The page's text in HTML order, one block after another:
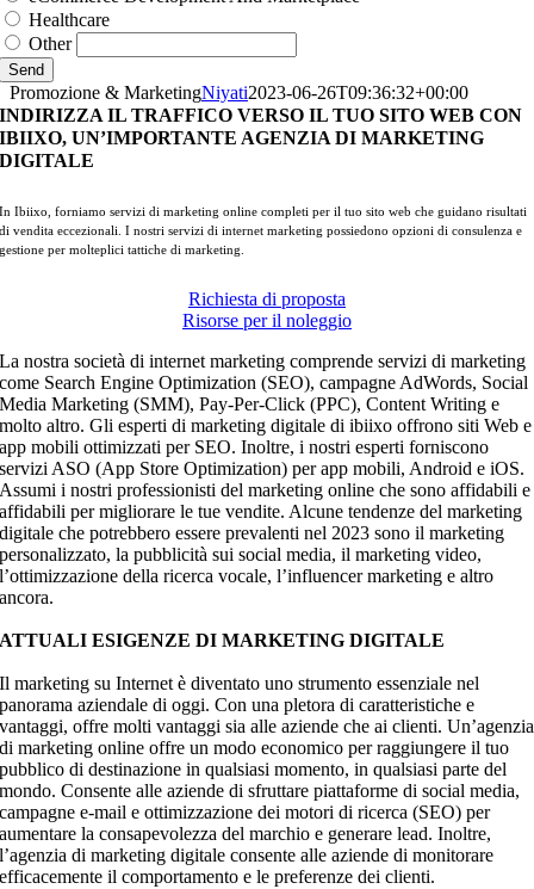
Healthcare
Other
Send
Promozione & MarketingNiyati2023-06-26T09:36:32+00:00
INDIRIZZA IL TRAFFICO VERSO IL TUO SITO WEB CON
IBIIXO, UN’IMPORTANTE AGENZIA DI MARKETING
DIGITALE
In Ibiixo, forniamo servizi di marketing online completi per il tuo sito web che guidano risultati
di vendita eccezionali. I nostri servizi di internet marketing possiedono opzioni di consulenza e
gestione per molteplici tattiche di marketing.
Richiesta di proposta
Risorse per il noleggio
La nostra società di internet marketing comprende servizi di marketing
come Search Engine Optimization (SEO), campagne AdWords, Social
Media Marketing (SMM), Pay-Per-Click (PPC), Content Writing e
molto altro. Gli esperti di marketing digitale di ibiixo offrono siti Web e
app mobili ottimizzati per SEO. Inoltre, i nostri esperti forniscono
servizi ASO (App Store Optimization) per app mobili, Android e iOS.
Assumi i nostri professionisti del marketing online che sono affidabili e
affidabili per migliorare le tue vendite. Alcune tendenze del marketing
digitale che potrebbero essere prevalenti nel 2023 sono il marketing
personalizzato, la pubblicità sui social media, il marketing video,
l’ottimizzazione della ricerca vocale, l’influencer marketing e altro
ancora.
ATTUALI ESIGENZE DI MARKETING DIGITALE
Il marketing su Internet è diventato uno strumento essenziale nel
panorama aziendale di oggi. Con una pletora di caratteristiche e
vantaggi, offre molti vantaggi sia alle aziende che ai clienti. Un’agenzia
di marketing online offre un modo economico per raggiungere il tuo
pubblico di destinazione in qualsiasi momento, in qualsiasi parte del
mondo. Consente alle aziende di sfruttare piattaforme di social media,
campagne e-mail e ottimizzazione dei motori di ricerca (SEO) per
aumentare la consapevolezza del marchio e generare lead. Inoltre,
l’agenzia di marketing digitale consente alle aziende di monitorare
efficacemente il comportamento e le preferenze dei clienti.